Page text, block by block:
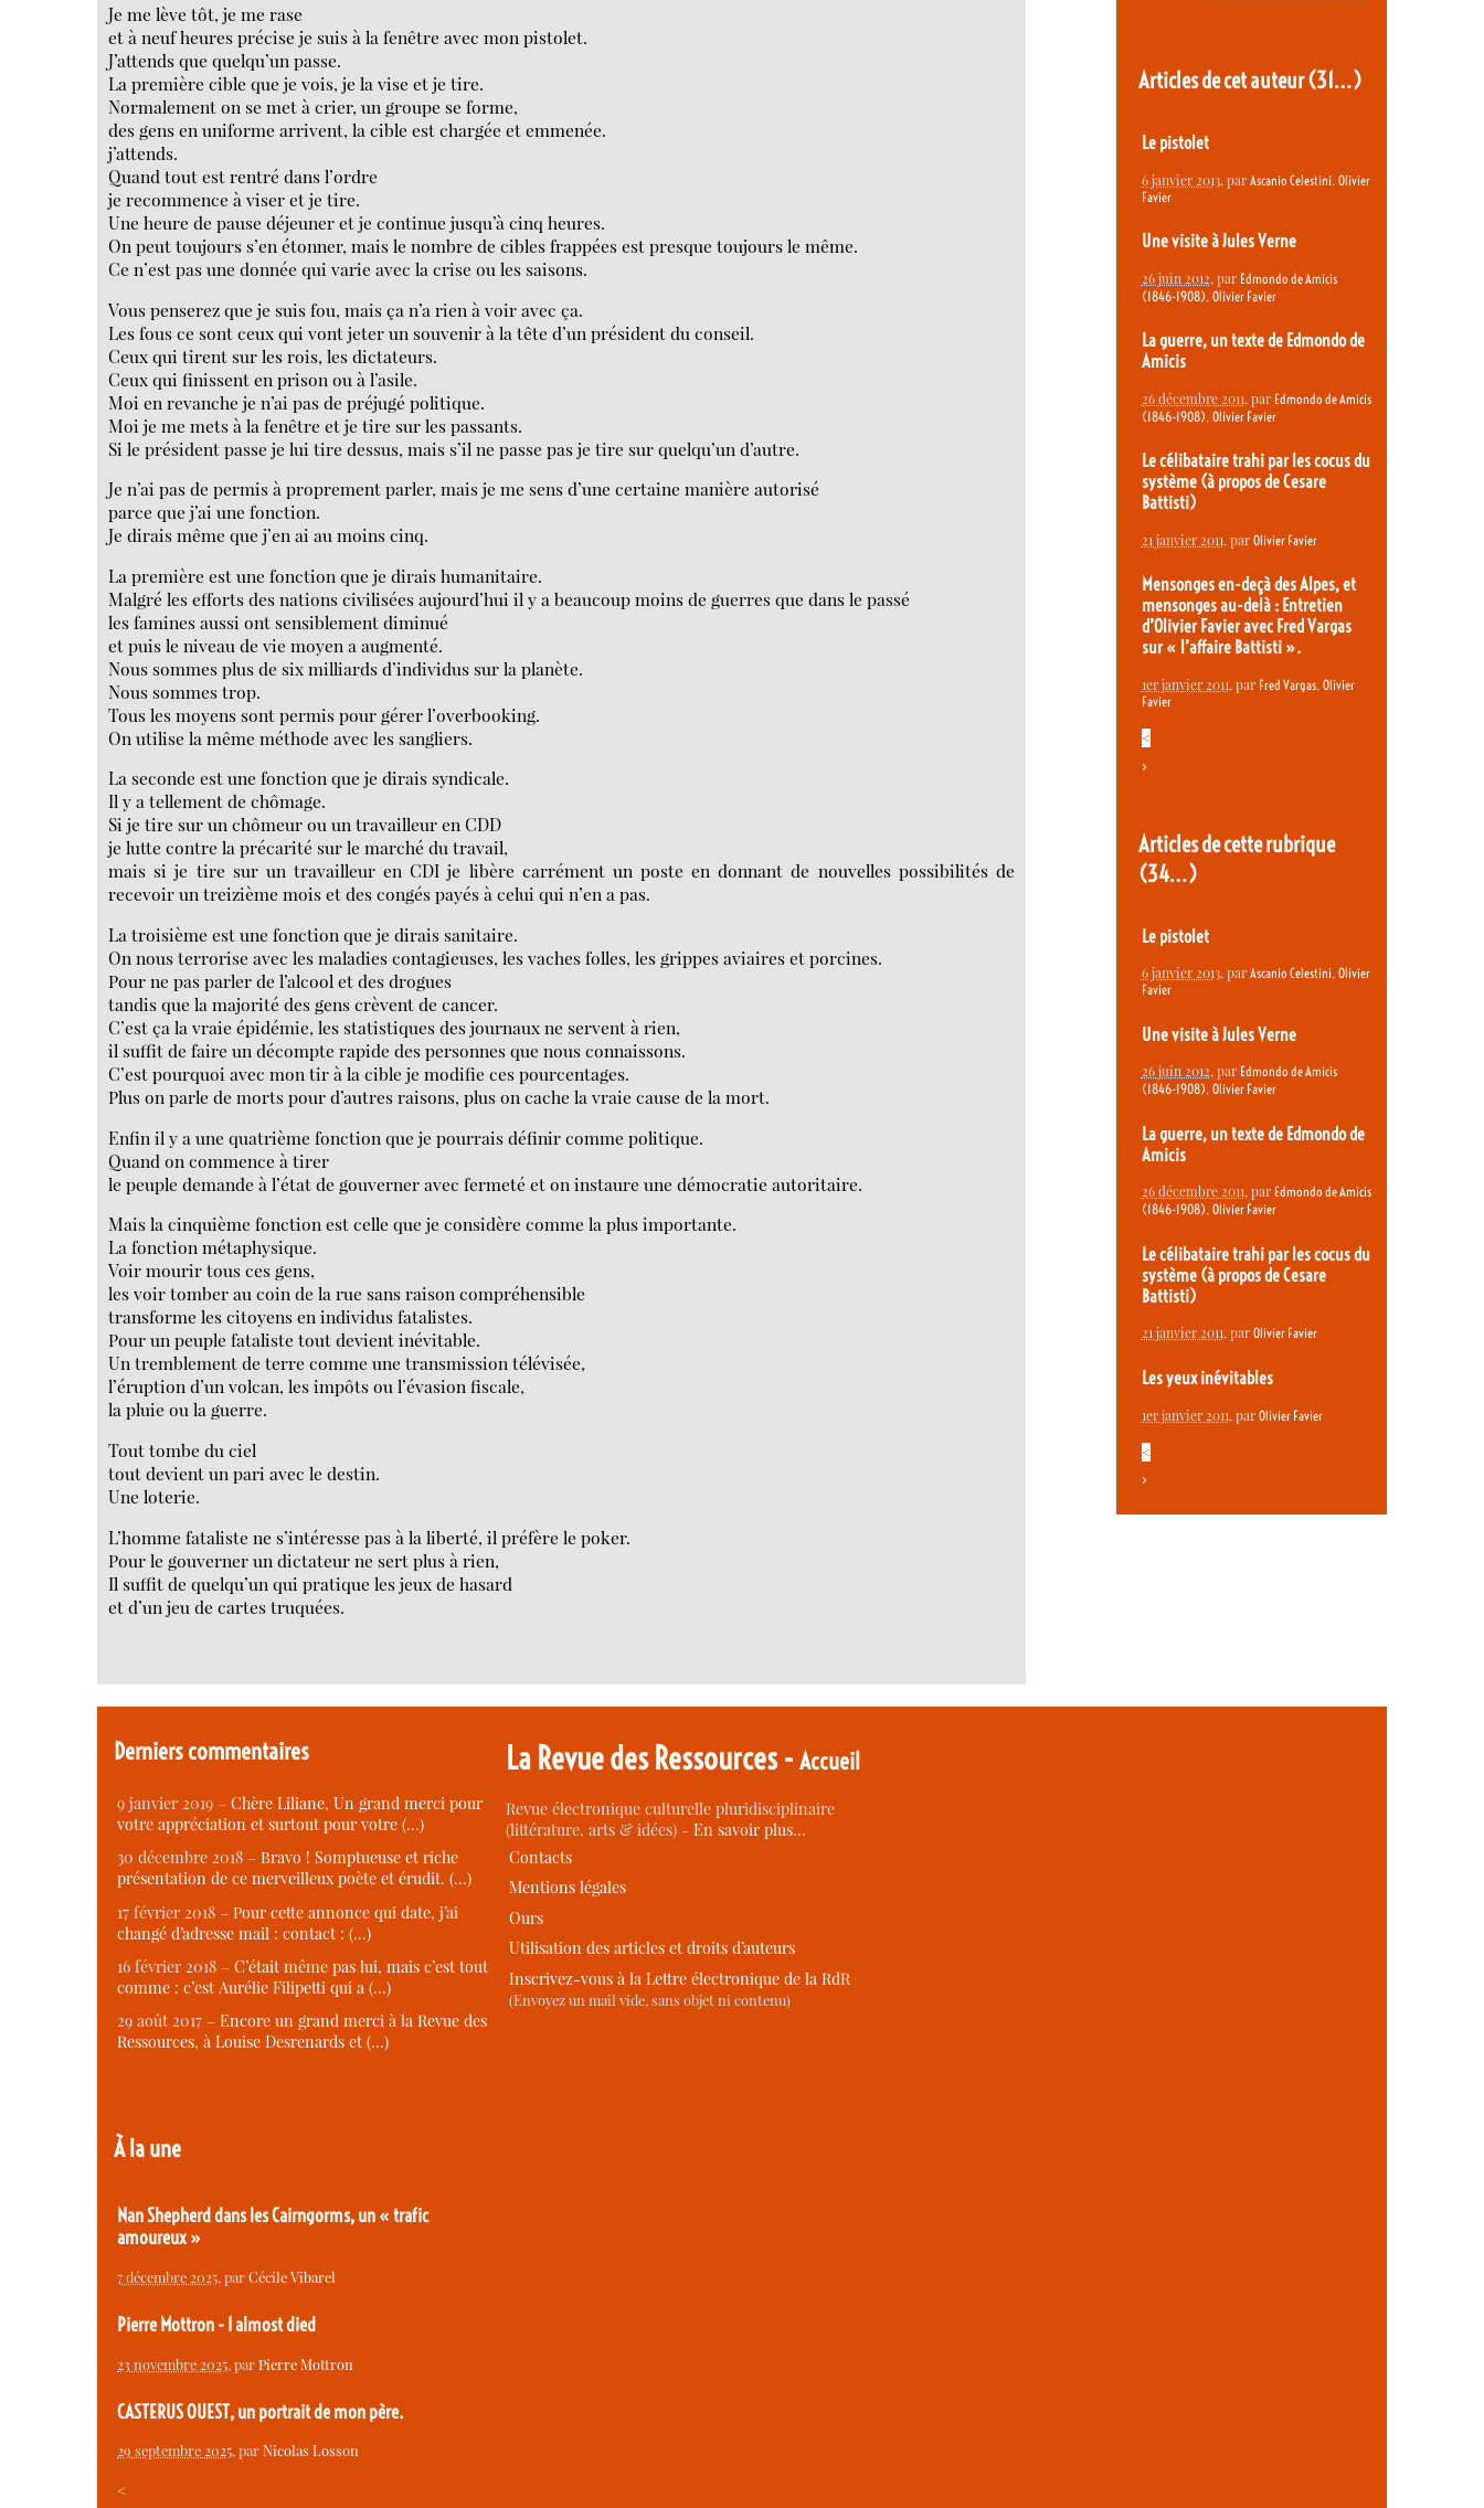
Je me lève tôt, je me rase
et à neuf heures précise je suis à la fenêtre avec mon pistolet.
J’attends que quelqu’un passe.
La première cible que je vois, je la vise et je tire.
Normalement on se met à crier, un groupe se forme,
des gens en uniforme arrivent, la cible est chargée et emmenée.
j’attends.
Quand tout est rentré dans l’ordre
je recommence à viser et je tire.
Une heure de pause déjeuner et je continue jusqu’à cinq heures.
On peut toujours s’en étonner, mais le nombre de cibles frappées est presque toujours le même.
Ce n’est pas une donnée qui varie avec la crise ou les saisons.
Vous penserez que je suis fou, mais ça n’a rien à voir avec ça.
Les fous ce sont ceux qui vont jeter un souvenir à la tête d’un président du conseil.
Ceux qui tirent sur les rois, les dictateurs.
Ceux qui finissent en prison ou à l’asile.
Moi en revanche je n’ai pas de préjugé politique.
Moi je me mets à la fenêtre et je tire sur les passants.
Si le président passe je lui tire dessus, mais s’il ne passe pas je tire sur quelqu’un d’autre.
Je n’ai pas de permis à proprement parler, mais je me sens d’une certaine manière autorisé
parce que j’ai une fonction.
Je dirais même que j’en ai au moins cinq.
La première est une fonction que je dirais humanitaire.
Malgré les efforts des nations civilisées aujourd’hui il y a beaucoup moins de guerres que dans le passé
les famines aussi ont sensiblement diminué
et puis le niveau de vie moyen a augmenté.
Nous sommes plus de six milliards d’individus sur la planète.
Nous sommes trop.
Tous les moyens sont permis pour gérer l’overbooking.
On utilise la même méthode avec les sangliers.
La seconde est une fonction que je dirais syndicale.
Il y a tellement de chômage.
Si je tire sur un chômeur ou un travailleur en CDD
je lutte contre la précarité sur le marché du travail,
mais si je tire sur un travailleur en CDI je libère carrément un poste en donnant de nouvelles possibilités de
recevoir un treizième mois et des congés payés à celui qui n’en a pas.
La troisième est une fonction que je dirais sanitaire.
On nous terrorise avec les maladies contagieuses, les vaches folles, les grippes aviaires et porcines.
Pour ne pas parler de l’alcool et des drogues
tandis que la majorité des gens crèvent de cancer.
C’est ça la vraie épidémie, les statistiques des journaux ne servent à rien,
il suffit de faire un décompte rapide des personnes que nous connaissons.
C’est pourquoi avec mon tir à la cible je modifie ces pourcentages.
Plus on parle de morts pour d’autres raisons, plus on cache la vraie cause de la mort.
Enfin il y a une quatrième fonction que je pourrais définir comme politique.
Quand on commence à tirer
le peuple demande à l’état de gouverner avec fermeté et on instaure une démocratie autoritaire.
Mais la cinquième fonction est celle que je considère comme la plus importante.
La fonction métaphysique.
Voir mourir tous ces gens,
les voir tomber au coin de la rue sans raison compréhensible
transforme les citoyens en individus fatalistes.
Pour un peuple fataliste tout devient inévitable.
Un tremblement de terre comme une transmission télévisée,
l’éruption d’un volcan, les impôts ou l’évasion fiscale,
la pluie ou la guerre.
Tout tombe du ciel
tout devient un pari avec le destin.
Une loterie.
L’homme fataliste ne s’intéresse pas à la liberté, il préfère le poker.
Pour le gouverner un dictateur ne sert plus à rien,
Il suffit de quelqu’un qui pratique les jeux de hasard
et d’un jeu de cartes truquées.
Articles de cet auteur(31…)
Le pistolet
6 janvier 2013, par Ascanio Celestini, Olivier
Favier
Une visite à Jules Verne
26 juin 2012, par Edmondo de Amicis
(1846-1908), Olivier Favier
La guerre, un texte de Edmondo de
Amicis
26 décembre 2011, par Edmondo de Amicis
(1846-1908), Olivier Favier
Le célibataire trahi par les cocus du
système (à propos de Cesare
Battisti)
21 janvier 2011, par Olivier Favier
Mensonges en-deçà des Alpes, et
mensonges au-delà : Entretien
d’Olivier Favier avec Fred Vargas
sur « l’affaire Battisti ».
1er janvier 2011, par Fred Vargas, Olivier
Favier
<
>
Articles de cette rubrique
(34…)
Le pistolet
6 janvier 2013, par Ascanio Celestini, Olivier
Favier
Une visite à Jules Verne
26 juin 2012, par Edmondo de Amicis
(1846-1908), Olivier Favier
La guerre, un texte de Edmondo de
Amicis
26 décembre 2011, par Edmondo de Amicis
(1846-1908), Olivier Favier
Le célibataire trahi par les cocus du
système (à propos de Cesare
Battisti)
21 janvier 2011, par Olivier Favier
Les yeux inévitables
1er janvier 2011, par Olivier Favier
<
>
Derniers commentaires
9 janvier 2019 – Chère Liliane, Un grand merci pour
votre appréciation et surtout pour votre (…)
30 décembre 2018 – Bravo ! Somptueuse et riche
présentation de ce merveilleux poète et érudit. (…)
17 février 2018 – Pour cette annonce qui date, j’ai
changé d’adresse mail : contact : (…)
16 février 2018 – C’était même pas lui, mais c’est tout
comme : c’est Aurélie Filipetti qui a (…)
29 août 2017 – Encore un grand merci à la Revue des
Ressources, à Louise Desrenards et (…)
À la une
Nan Shepherd dans les Cairngorms, un « trafic
amoureux »
7 décembre 2025, parCécile Vibarel
Pierre Mottron - I almost died
23 novembre 2025, parPierre Mottron
CASTERUS OUEST, un portrait de mon père.
29 septembre 2025, parNicolas Losson
<
La Revue des Ressources -Accueil
Revue électronique culturelle pluridisciplinaire
(littérature, arts & idées) -En savoir plus…
Contacts
Mentions légales
Ours
Utilisation des articles et droits d’auteurs
Inscrivez-vous à la Lettre électronique de la RdR
(Envoyez un mail vide, sans objet ni contenu)